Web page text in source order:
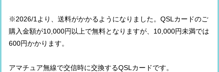
※2026/1より、送料がかかるようになりました。QSLカードのご
購入金額が10,000円以上で無料となりますが、10,000円未満では
600円かかります。
アマチュア無線で交信時に交換するQSLカードです。